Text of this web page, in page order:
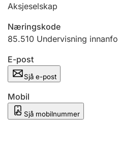
Andre tema
Aksjeselskap
Næringskode
85.510 Undervisning
E-post
Sjå e-post
Mobil
Sjå mobilnummer